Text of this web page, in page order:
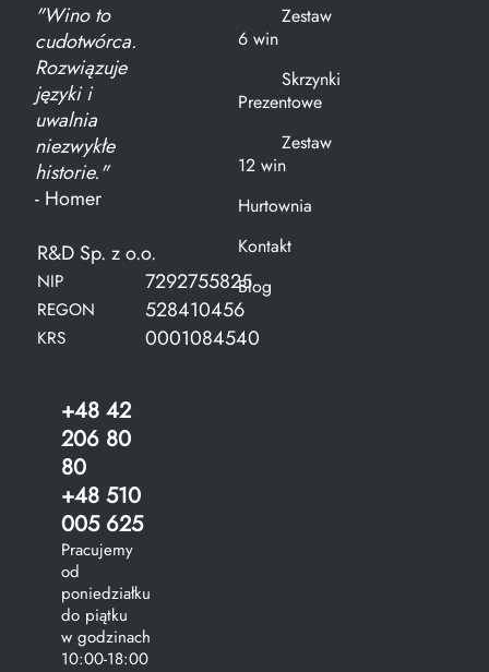
"Wino to
cudotwórca.
Rozwiązuje
języki i
uwalnia
niezwykłe
historie."
- Homer
R&D Sp. z o.o.
NIP 7292755825
REGON 528410456
KRS 0001084540
+48 42
206 80
80
+48 510
005 625
Pracujemy
od
poniedziałku
do piątku
w godzinach
10:00-18:00
Zestaw
6 win
Skrzynki
Prezentowe
Zestaw
12 win
Hurtownia
Kontakt
Blog